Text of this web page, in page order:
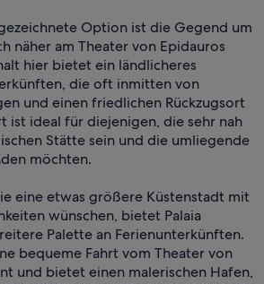
Option ist die Gegend um
näher am Theater von Epidauros
hier bietet ein ländlicheres
die oft inmitten von
und einen friedlichen Rückzugsort
ist ideal für diejenigen, die sehr nah
Stätte sein und die umliegende
möchten.
eine etwas größere Küstenstadt mit
wünschen, bietet Palaia
Palette an Ferienunterkünften.
bequeme Fahrt vom Theater von
und bietet einen malerischen Hafen,